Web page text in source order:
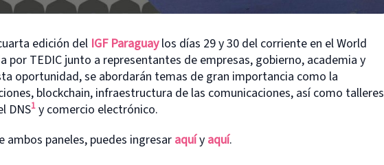
edición del IGF Paraguaylos días 29 y 30 del corriente en el World
por TEDIC junto a representantes de empresas, gobierno, academia y
oportunidad, se abordarán temas de gran importancia como la
blockchain, infraestructura de las comunicaciones, así como talleres
DNS1 y comercio electrónico.
ambos paneles, puedes ingresar aquíy aquí.